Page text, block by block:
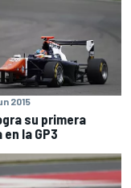
2015
su primera
la GP3